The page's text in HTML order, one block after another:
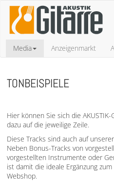
Media Anzeigenmarkt
TONBEISPIELE
Hier können Sie sich die
dazu auf die jeweilige Zeile.
Diese Tracks sind auch auf
Neben Bonus-Tracks von
vorgestellten Instrumente oder
ist damit die ideale Ergänzung
Webshop.